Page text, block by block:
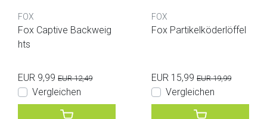
FOX
Fox Captive Backweig
hts
EUR 9,99 EUR 12,49
Vergleichen
FOX
Fox Partikelköderlöffel
EUR 15,99 EUR 19,99
Vergleichen